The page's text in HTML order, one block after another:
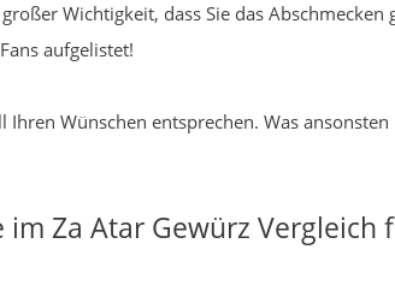
Wichtigkeit, dass Sie das
aufgelistet!
Wünschen entsprechen. Was
Za Atar Gewürz Vergleich